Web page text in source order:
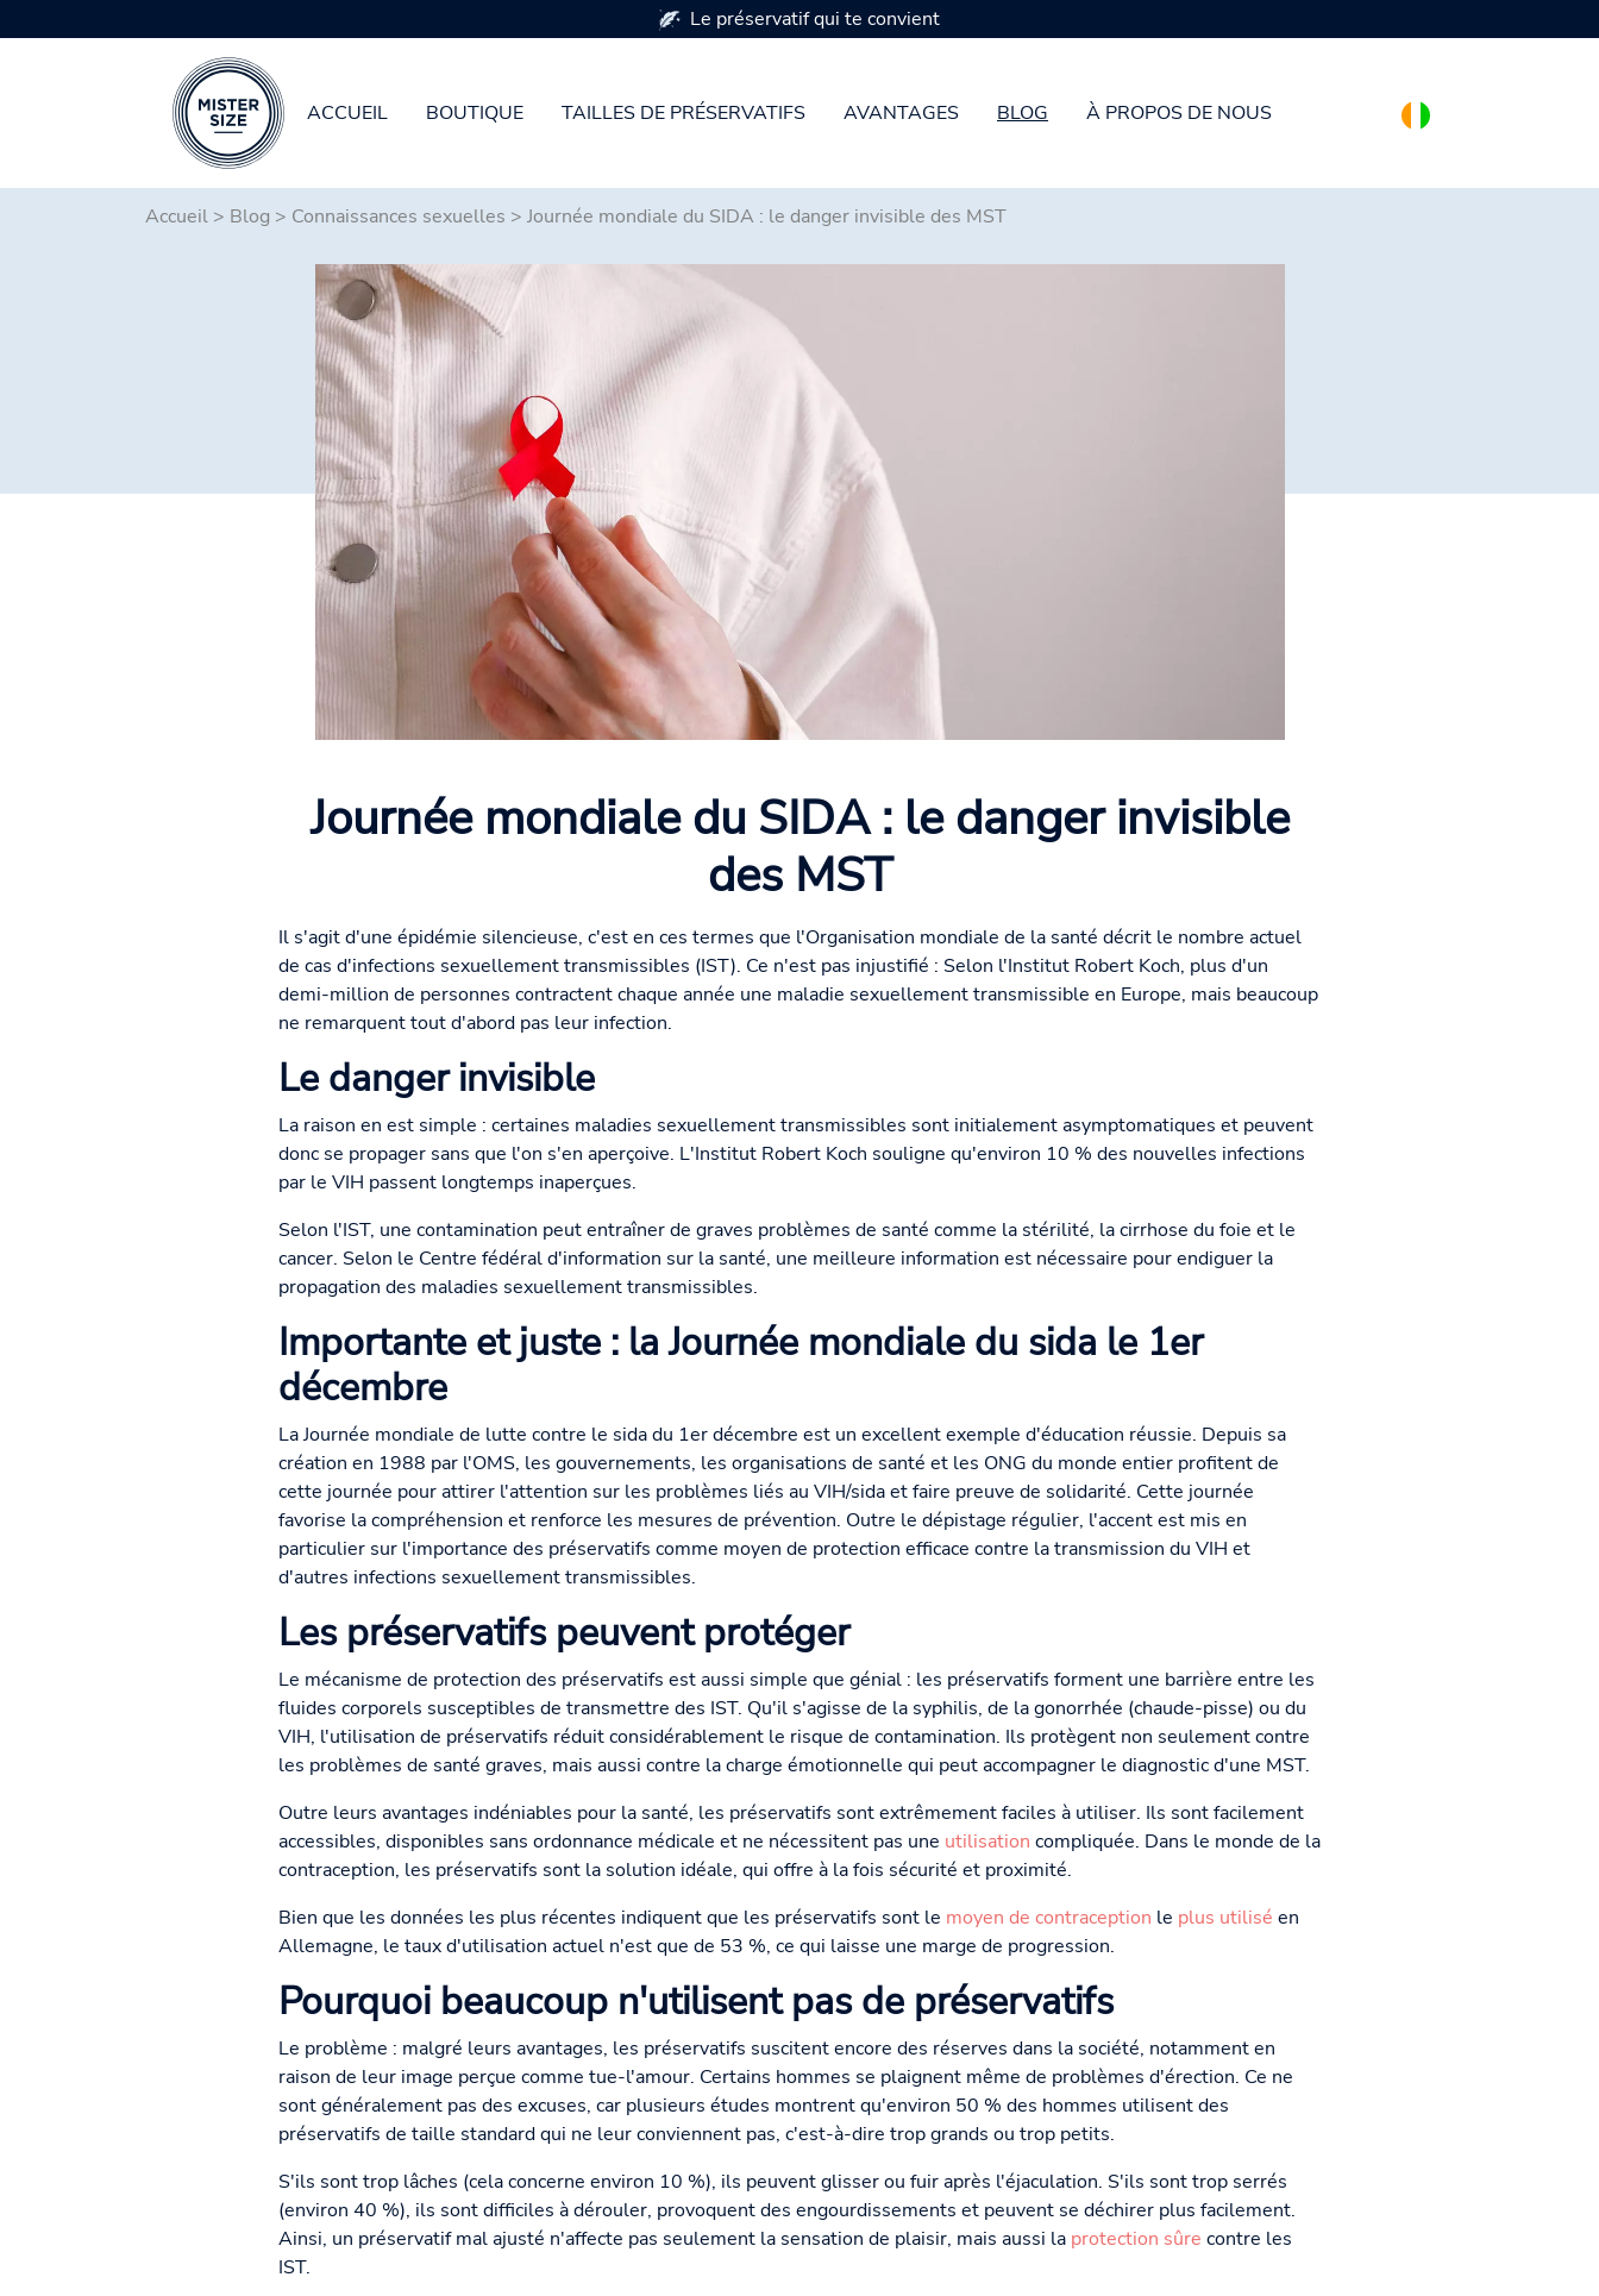
ACCUEIL BOUTIQUE TAILLES DE PRÉSERVATIFS AVANTAGES BLOG À PROPOS DE NOUS
Accueil > Blog > Connaissances sexuelles > Journée mondiale du SIDA : le danger invisible des MST
Journée mondiale du SIDA : le danger invisible
des MST
Il s'agit d'une épidémie silencieuse, c'est en ces termes que l'Organisation mondiale de la santé décrit le nombre actuel
de cas d'infections sexuellement transmissibles (IST). Ce n'est pas injustifié : Selon l'Institut Robert Koch, plus d'un
demi-million de personnes contractent chaque année une maladie sexuellement transmissible en Europe, mais beaucoup
ne remarquent tout d'abord pas leur infection.
Le danger invisible
La raison en est simple : certaines maladies sexuellement transmissibles sont initialement asymptomatiques et peuvent
donc se propager sans que l'on s'en aperçoive. L'Institut Robert Koch souligne qu'environ 10 % des nouvelles infections
par le VIH passent longtemps inaperçues.
Selon l'IST, une contamination peut entraîner de graves problèmes de santé comme la stérilité, la cirrhose du foie et le
cancer. Selon le Centre fédéral d'information sur la santé, une meilleure information est nécessaire pour endiguer la
propagation des maladies sexuellement transmissibles.
Importante et juste : la Journée mondiale du sida le 1er
décembre
La Journée mondiale de lutte contre le sida du 1er décembre est un excellent exemple d'éducation réussie. Depuis sa
création en 1988 par l'OMS, les gouvernements, les organisations de santé et les ONG du monde entier profitent de
cette journée pour attirer l'attention sur les problèmes liés au VIH/sida et faire preuve de solidarité. Cette journée
favorise la compréhension et renforce les mesures de prévention. Outre le dépistage régulier, l'accent est mis en
particulier sur l'importance des préservatifs comme moyen de protection efficace contre la transmission du VIH et
d'autres infections sexuellement transmissibles.
Les préservatifs peuvent protéger
Le mécanisme de protection des préservatifs est aussi simple que génial : les préservatifs forment une barrière entre les
fluides corporels susceptibles de transmettre des IST. Qu'il s'agisse de la syphilis, de la gonorrhée (chaude-pisse) ou du
VIH, l'utilisation de préservatifs réduit considérablement le risque de contamination. Ils protègent non seulement contre
les problèmes de santé graves, mais aussi contre la charge émotionnelle qui peut accompagner le diagnostic d'une MST.
Outre leurs avantages indéniables pour la santé, les préservatifs sont extrêmement faciles à utiliser. Ils sont facilement
accessibles, disponibles sans ordonnance médicale et ne nécessitent pas une utilisation compliquée. Dans le monde de la
contraception, les préservatifs sont la solution idéale, qui offre à la fois sécurité et proximité.
Bien que les données les plus récentes indiquent que les préservatifs sont le moyen de contraception le plus utilisé en
Allemagne, le taux d'utilisation actuel n'est que de 53 %, ce qui laisse une marge de progression.
Pourquoi beaucoup n'utilisent pas de préservatifs
Le problème : malgré leurs avantages, les préservatifs suscitent encore des réserves dans la société, notamment en
raison de leur image perçue comme tue-l'amour. Certains hommes se plaignent même de problèmes d'érection. Ce ne
sont généralement pas des excuses, car plusieurs études montrent qu'environ 50 % des hommes utilisent des
préservatifs de taille standard qui ne leur conviennent pas, c'est-à-dire trop grands ou trop petits.
S'ils sont trop lâches (cela concerne environ 10 %), ils peuvent glisser ou fuir après l'éjaculation. S'ils sont trop serrés
(environ 40 %), ils sont difficiles à dérouler, provoquent des engourdissements et peuvent se déchirer plus facilement.
Ainsi, un préservatif mal ajusté n'affecte pas seulement la sensation de plaisir, mais aussi la protection sûre contre les
IST.